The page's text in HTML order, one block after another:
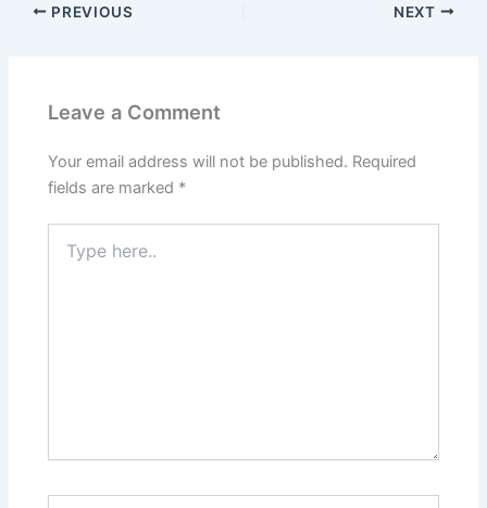
PREVIOUS NEXT
Leave a Comment
Your email address will not be published. Required
fields are marked *
here..